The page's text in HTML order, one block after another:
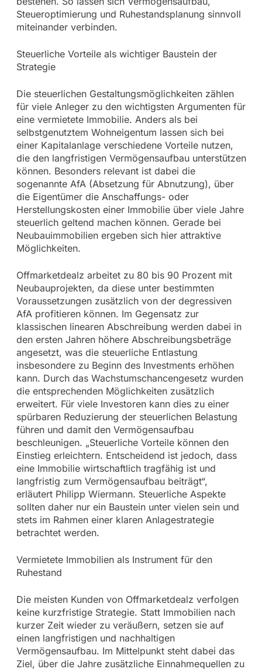
Steueroptimierung und Ruhestandsplanung sinnvoll
miteinander verbinden.
Steuerliche Vorteile als wichtiger Baustein der
Strategie
Die steuerlichen Gestaltungsmöglichkeiten zählen
für viele Anleger zu den wichtigsten Argumenten für
eine vermietete Immobilie. Anders als bei
selbstgenutztem Wohneigentum lassen sich bei
einer Kapitalanlage verschiedene Vorteile nutzen,
die den langfristigen Vermögensaufbau unterstützen
können. Besonders relevant ist dabei die
sogenannte AfA (Absetzung für Abnutzung), über
die Eigentümer die Anschaffungs- oder
Herstellungskosten einer Immobilie über viele Jahre
steuerlich geltend machen können. Gerade bei
Neubauimmobilien ergeben sich hier attraktive
Möglichkeiten.
Offmarketdealz arbeitet zu 80 bis 90 Prozent mit
Neubauprojekten, da diese unter bestimmten
Voraussetzungen zusätzlich von der degressiven
AfA profitieren können. Im Gegensatz zur
klassischen linearen Abschreibung werden dabei in
den ersten Jahren höhere Abschreibungsbeträge
angesetzt, was die steuerliche Entlastung
insbesondere zu Beginn des Investments erhöhen
kann. Durch das Wachstumschancengesetz wurden
die entsprechenden Möglichkeiten zusätzlich
erweitert. Für viele Investoren kann dies zu einer
spürbaren Reduzierung der steuerlichen Belastung
führen und damit den Vermögensaufbau
beschleunigen. „Steuerliche Vorteile können den
Einstieg erleichtern. Entscheidend ist jedoch, dass
eine Immobilie wirtschaftlich tragfähig ist und
langfristig zum Vermögensaufbau beiträgt“,
erläutert Philipp Wiermann. Steuerliche Aspekte
sollten daher nur ein Baustein unter vielen sein und
stets im Rahmen einer klaren Anlagestrategie
betrachtet werden.
Vermietete Immobilien als Instrument für den
Ruhestand
Die meisten Kunden von Offmarketdealz verfolgen
keine kurzfristige Strategie. Statt Immobilien nach
kurzer Zeit wieder zu veräußern, setzen sie auf
einen langfristigen und nachhaltigen
Vermögensaufbau. Im Mittelpunkt steht dabei das
Ziel, über die Jahre zusätzliche Einnahmequellen zu